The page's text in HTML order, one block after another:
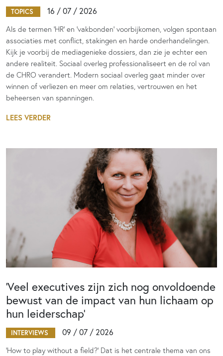
TOPICS 16 / 07 / 2026
Als de termen 'HR' en 'vakbonden' voorbijkomen, volgen spontaan
associaties met conflict, stakingen en harde onderhandelingen.
Kijk je voorbij de mediagenieke dossiers, dan zie je echter een
andere realiteit. Sociaal overleg professionaliseert en de rol van
de CHRO verandert. Modern sociaal overleg gaat minder over
winnen of verliezen en meer om relaties, vertrouwen en het
beheersen van spanningen.
LEES VERDER
‘Veel executives zijn zich nog onvoldoende
bewust van de impact van hun lichaam op
hun leiderschap’
INTERVIEWS 09 / 07 / 2026
‘How to play without a field?’ Dat is het centrale thema van ons